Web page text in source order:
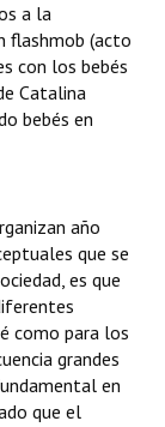
a la
flashmob (acto
con los bebés
Catalina
bebés en
año
que se
es que
como para los
grandes
en
que el